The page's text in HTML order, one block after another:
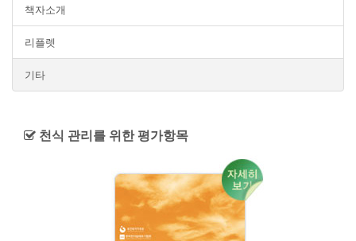
책자소개
리플렛
기타
천식 관리를 위한 평가항목